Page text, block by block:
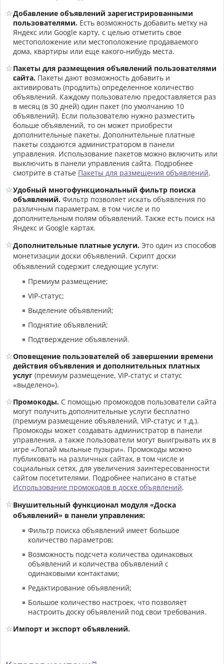
Добавление объявлений зарегистрированными
пользователями. Есть возможность добавить метку на
Яндекс или Google карту, с целью отметить свое
местоположение или местоположение продаваемого
дома, квартиры или еще какого-нибудь места.
Пакеты для размещения объявлений пользователями
сайта. Пакеты дают возможность добавить и
активировать (продлить) определенное количество
объявлений. Каждому пользователю предоставляется раз
в месяц (в 30 дней) один пакет (по умолчанию 10
объявлений). Если пользователю нужно разместить
больше объявлений, то он может приобрести
дополнительные пакеты. Дополнительные платные
пакеты создаются администратором в панели
управления. Использование пакетов можно включить или
выключить в панели управления сайта. Подробнее
смотрите в статье Пакеты для размещения объявлений.
Удобный многофункциональный фильтр поиска
объявлений. Фильтр позволяет искать объявления по
различным параметрам, в том числе и по
дополнительным полям объявлений. Также есть поиск на
Яндекс и Google картах.
Дополнительные платные услуги. Это один из способов
монетизации доски объявлений. Скрипт доски
объявлений содержит следующие услуги:
Премиум размещение;
VIP-статус;
Выделение объявлений;
Поднятие объявлений;
Подтверждение объявлений.
Оповещение пользователей об завершении времени
действия объявления и дополнительных платных
услуг (премиум размещение, VIP-статус и статус
«выделено»).
Промокоды. С помощью промокодов пользователи сайта
могут получить дополнительные услуги бесплатно
(премиум размещение объявлений, VIP-статус и т.д.).
Промокоды может создавать администратор в панели
управления, а также пользователи могут выигрывать их в
игре «Лопай мыльные пузыри». Промокоды можно
публиковать на различных сайтах, в том числе и
социальных сетях, для увеличения заинтересованности
сайтом посетителями. Подробнее написано в статье
Использование промокодов в доске объявлений.
Внушительный функционал модуля «Доска
объявлений» в панели управления:
Фильтр поиска объявлений имеет большое
количество параметров;
Возможность подсчета количества одинаковых
объявлений и количества объявлений с
одинаковыми контактами;
Редактирование объявлений;
Большое количество настроек, что позволяет
настроить доску объявлений под свои требования.
Импорт и экспорт объявлений.